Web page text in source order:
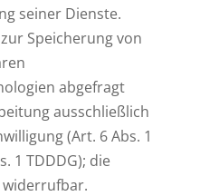
seiner Dienste.
Speicherung von
abgefragt
ausschließlich
(Art. 6 Abs. 1
1 TDDDG); die